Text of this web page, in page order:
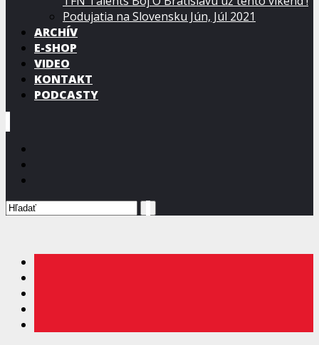
Podujatia na Slovensku Jún, Júl 2021
ARCHÍV
E-SHOP
VIDEO
KONTAKT
PODCASTY